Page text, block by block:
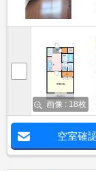
画像 : 18枚
空室確